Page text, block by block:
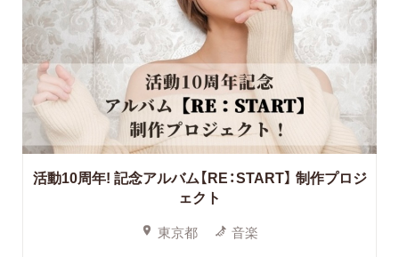
活動10周年! 記念アルバム【RE：START】 制作プロジ
ェクト
東京都 音楽